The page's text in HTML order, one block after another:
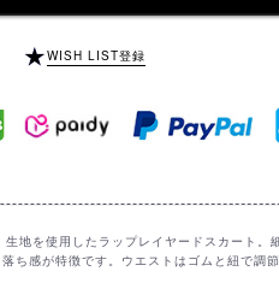
WISH LIST登録
地を使用したラップレイヤードスカート。
ち感が特徴です。ウエストはゴムと紐で調